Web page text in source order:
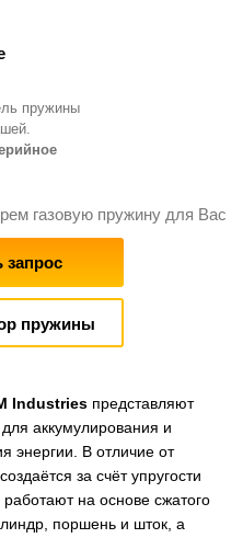
пружины
газовую пружину для Вас
запрос
пружины
Industries представляют
аккумулирования и
энергии. В отличие от
за счёт упругости
на основе сжатого
поршень и шток, а